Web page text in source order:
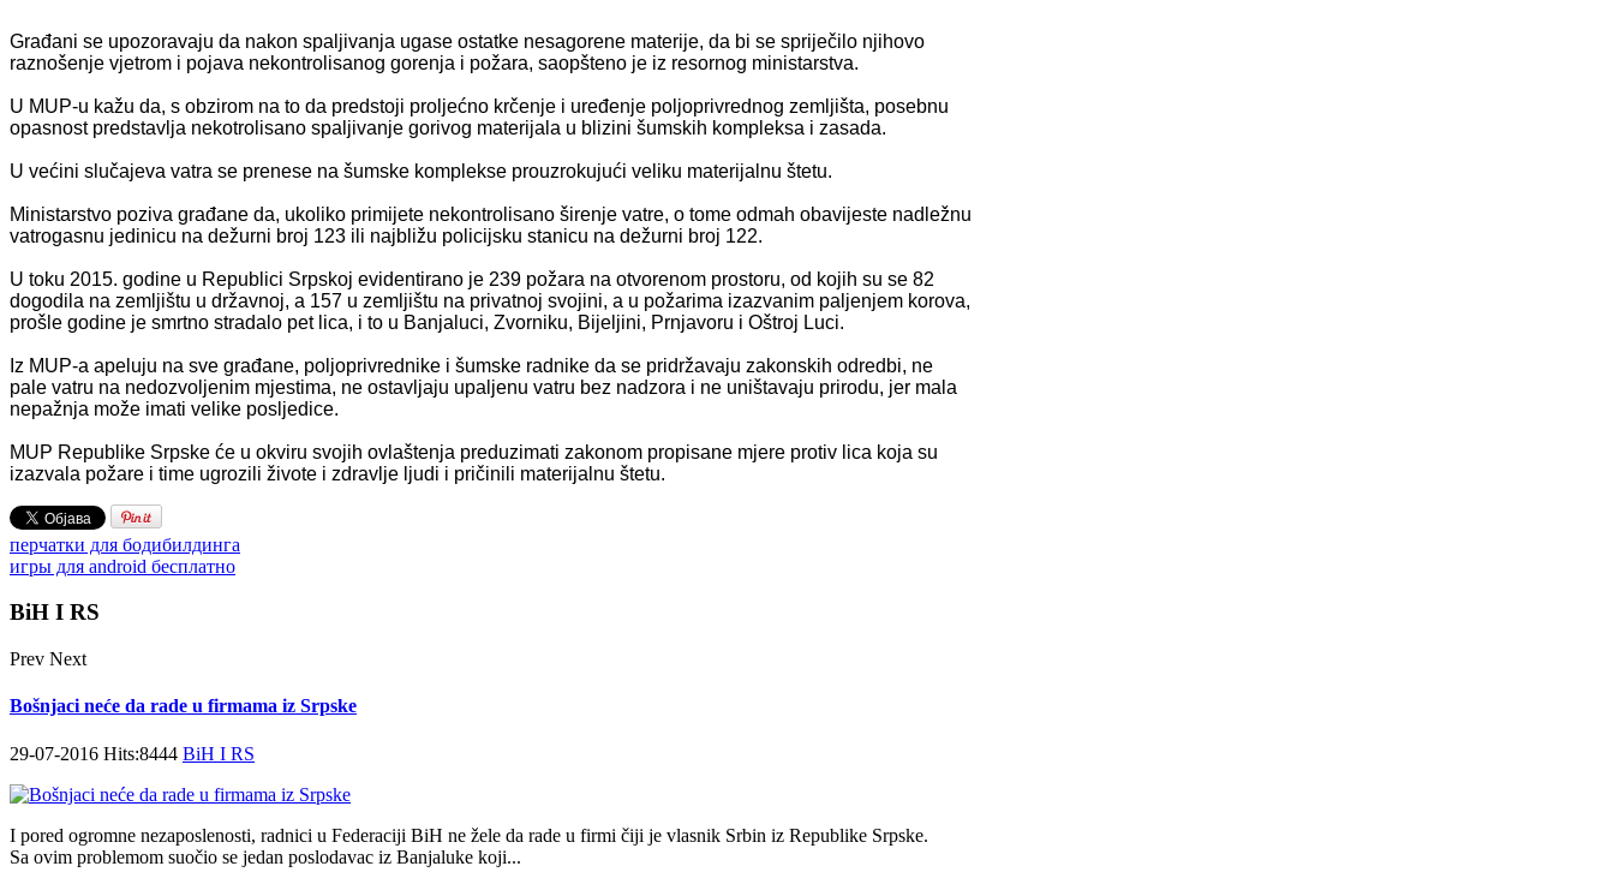
Građani se upozoravaju da nakon spaljivanja ugase ostatke nesagorene materije, da bi se spriječilo njihovo
raznošenje vjetrom i pojava nekontrolisanog gorenja i požara, saopšteno je iz resornog ministarstva.
U MUP-u kažu da, s obzirom na to da predstoji proljećno krčenje i uređenje poljoprivrednog zemljišta, posebnu
opasnost predstavlja nekotrolisano spaljivanje gorivog materijala u blizini šumskih kompleksa i zasada.
U većini slučajeva vatra se prenese na šumske komplekse prouzrokujući veliku materijalnu štetu.
Ministarstvo poziva građane da, ukoliko primijete nekontrolisano širenje vatre, o tome odmah obavijeste nadležnu
vatrogasnu jedinicu na dežurni broj 123 ili najbližu policijsku stanicu na dežurni broj 122.
U toku 2015. godine u Republici Srpskoj evidentirano je 239 požara na otvorenom prostoru, od kojih su se 82
dogodila na zemljištu u državnoj, a 157 u zemljištu na privatnoj svojini, a u požarima izazvanim paljenjem korova,
prošle godine je smrtno stradalo pet lica, i to u Banjaluci, Zvorniku, Bijeljini, Prnjavoru i Oštroj Luci.
Iz MUP-a apeluju na sve građane, poljoprivrednike i šumske radnike da se pridržavaju zakonskih odredbi, ne
pale vatru na nedozvoljenim mjestima, ne ostavljaju upaljenu vatru bez nadzora i ne uništavaju prirodu, jer mala
nepažnja može imati velike posljedice.
MUP Republike Srpske će u okviru svojih ovlaštenja preduzimati zakonom propisane mjere protiv lica koja su
izazvala požare i time ugrozili živote i zdravlje ljudi i pričinili materijalnu štetu.
перчатки для бодибилдинга
игры для android бесплатно
BiH I RS
Prev Next
Bošnjaci neće da rade u firmama iz Srpske
29-07-2016 Hits:8444 BiH I RS
I pored ogromne nezaposlenosti, radnici u Federaciji BiH ne žele da rade u firmi čiji je vlasnik Srbin iz Republike Srpske.
Sa ovim problemom suočio se jedan poslodavac iz Banjaluke koji...